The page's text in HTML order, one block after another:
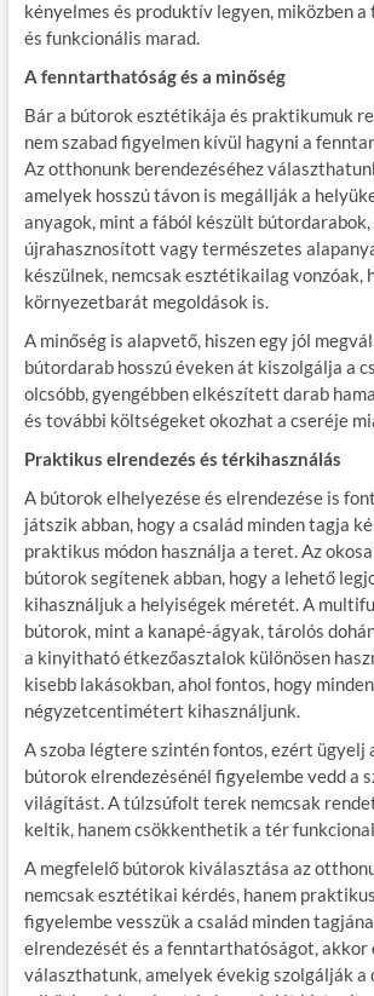
kényelmes és produktív legyen, miközben a
és funkcionális marad.
A fenntarthatóság és a minőség
Bár a bútorok esztétikája és praktikumuk
nem szabad figyelmen kívül hagyni a
Az otthonunk berendezéséhez
amelyek hosszú távon is megállják a
anyagok, mint a fából készült
újrahasznosított vagy természetes
készülnek, nemcsak esztétikailag vonzóak,
környezetbarát megoldások is.
A minőség is alapvető, hiszen egy jól
bútordarab hosszú éveken át kiszolgálja a
olcsóbb, gyengébben elkészített darab
és további költségeket okozhat a cseréje
Praktikus elrendezés és térkihasználás
A bútorok elhelyezése és elrendezése is
játszik abban, hogy a család minden tagja
praktikus módon használja a teret. Az
bútorok segítenek abban, hogy a lehető
kihasználjuk a helyiségek méretét. A
bútorok, mint a kanapé-ágyak, tárolós
a kinyitható étkezőasztalok különösen
kisebb lakásokban, ahol fontos, hogy minden
négyzetcentimétert kihasználjunk.
A szoba légtere szintén fontos, ezért ügyelj
bútorok elrendezésénél figyelembe vedd a
világítást. A túlzsúfolt terek nemcsak
keltik, hanem csökkenthetik a tér
A megfelelő bútorok kiválasztása az
nemcsak esztétikai kérdés, hanem
figyelembe vesszük a család minden
elrendezését és a fenntarthatóságot,
választhatunk, amelyek évekig szolgálják a